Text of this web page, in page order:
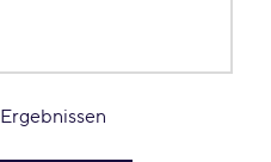
Ergebnissen